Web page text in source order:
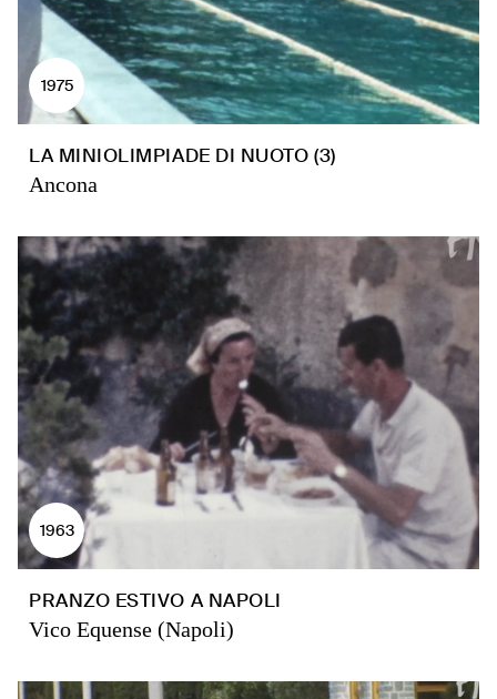
1975
LA MINIOLIMPIADE DI NUOTO (3)
Ancona
1963
PRANZO ESTIVO A NAPOLI
Vico Equense (Napoli)